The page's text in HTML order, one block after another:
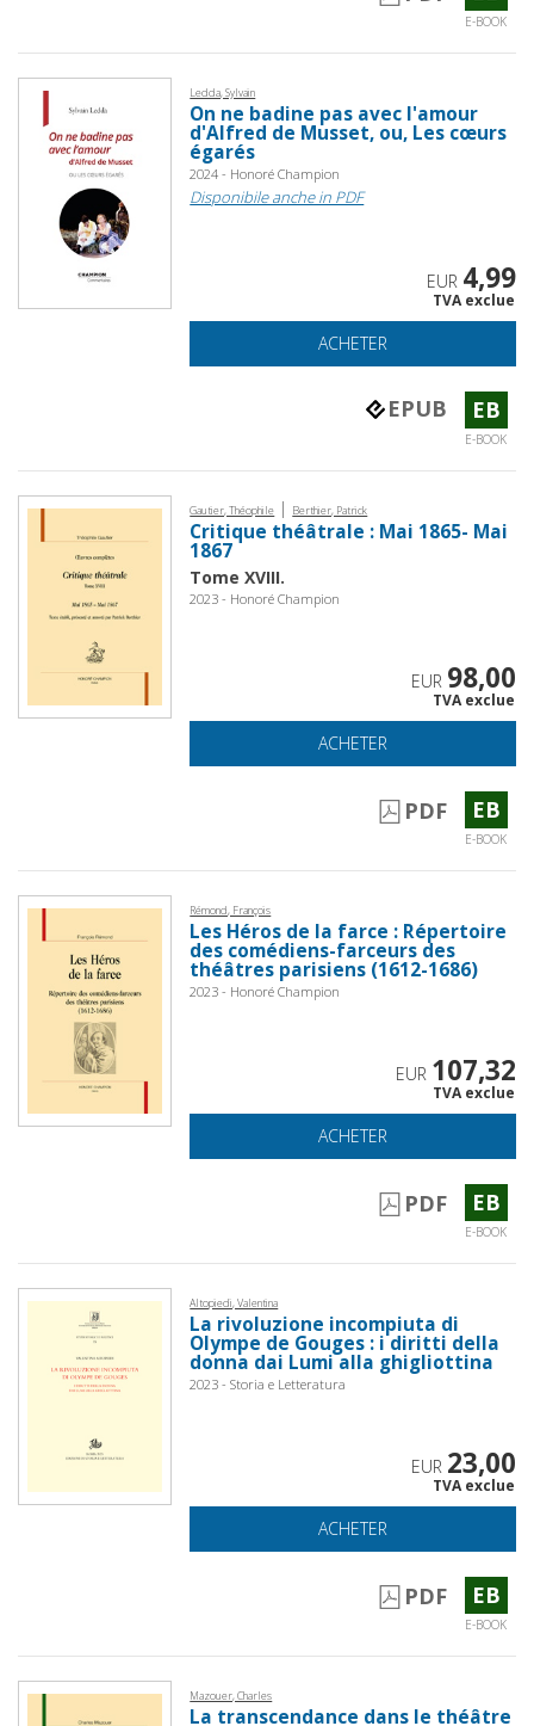
E-BOOK
Ledda, Sylvain
On ne badine pas avec l'amour
d'Alfred de Musset, ou, Les cœurs
égarés
2024 - Honoré Champion
Disponibile anche in PDF
EUR 4,99
TVA exclue
ACHETER
EPUB EB
E-BOOK
Gautier, Théophile | Berthier, Patrick
Critique théâtrale : Mai 1865- Mai
1867
Tome XVIII.
2023 - Honoré Champion
EUR 98,00
TVA exclue
ACHETER
PDF EB
E-BOOK
Rémond, François
Les Héros de la farce : Répertoire
des comédiens-farceurs des
théâtres parisiens (1612-1686)
2023 - Honoré Champion
EUR 107,32
TVA exclue
ACHETER
PDF EB
E-BOOK
Altopiedi, Valentina
La rivoluzione incompiuta di
Olympe de Gouges : i diritti della
donna dai Lumi alla ghigliottina
2023 - Storia e Letteratura
EUR 23,00
TVA exclue
ACHETER
PDF EB
E-BOOK
Mazouer, Charles
La transcendance dans le théâtre